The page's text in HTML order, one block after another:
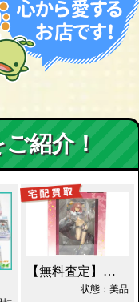
ご紹介！
【無料査定】昭和レトロ玩具歓迎 ｜ アルター 百花繚乱 千姫 買取！
状態：美品